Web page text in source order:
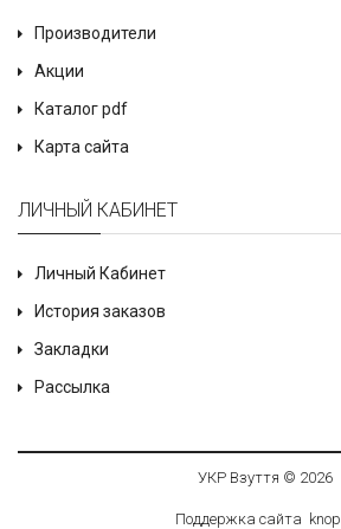
Производители
Акции
Каталог pdf
Карта сайта
ЛИЧНЫЙ КАБИНЕТ
Личный Кабинет
История заказов
Закладки
Рассылка
УКР Взуття © 2026
Поддержка сайта knop